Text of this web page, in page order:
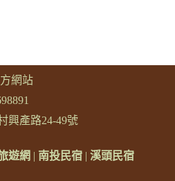
網站
興產路24-49號
遊網 | 南投民宿 | 溪頭民宿